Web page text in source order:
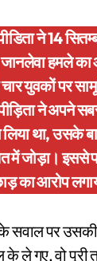
ने 14
हमले का
युवकों पर
ने अपने
था, उसके
में जोड़ा। इससे
का आरोप
सवाल पर
ले गए, वो पूरी